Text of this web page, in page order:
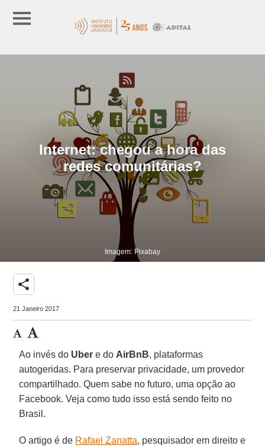
Internet: chegou a hora das
redes comunitárias?
Imagem: Pixabay
share
21 Janeiro 2017
Ao invés do Uber e do AirBnB, plataformas
autogeridas. Para preservar privacidade, um provedor
compartilhado. Quem sabe no futuro, uma opção ao
Facebook. Veja como tudo isso está sendo feito no
Brasil.
O artigo é de Rafael Zanatta, pesquisador em direito e